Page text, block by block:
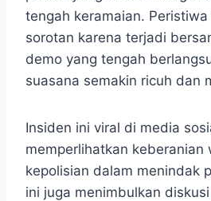
tengah keramaian.
sorotan karena terjadi
demo yang tengah
suasana semakin ricuh dan
Insiden ini viral di media
memperlihatkan keberanian
kepolisian dalam menindak
ini juga menimbulkan